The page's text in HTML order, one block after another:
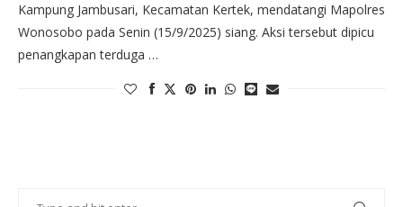
Kampung Jambusari, Kecamatan Kertek, mendatangi Mapolres
Wonosobo pada Senin (15/9/2025) siang. Aksi tersebut dipicu
penangkapan terduga …